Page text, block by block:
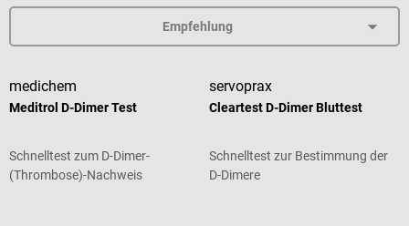
medichem
Meditrol D-Dimer Test
Schnelltest zum D-Dimer-
(Thrombose)-Nachweis
servoprax
Cleartest D-Dimer Bluttest
Schnelltest zur Bestimmung der
D-Dimere